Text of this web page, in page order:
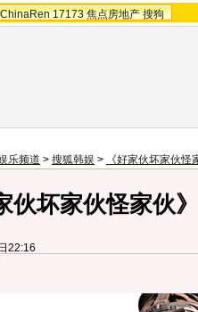
ChinaRen 17173 焦点房地产 搜狗
乐频道 > 搜狐韩娱 > 《好家伙坏家伙怪
伙坏家伙怪家伙
22:16